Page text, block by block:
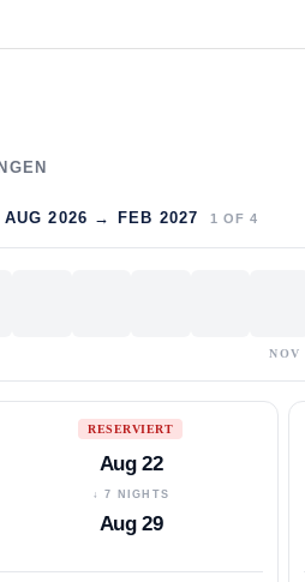
AUG 2026 → FEB 2027 1 OF 4
NOV
RESERVIERT
Aug 22
↓ 7 NIGHTS
Aug 29